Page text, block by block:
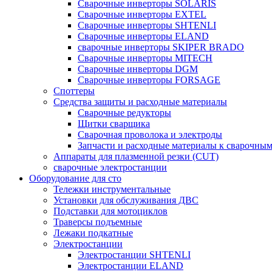
Сварочные инверторы SOLARIS
Сварочные инверторы EXTEL
Сварочные инверторы SHTENLI
Cварочные инверторы ELAND
сварочные инверторы SKIPER BRADO
Сварочные инверторы MITECH
Сварочные инверторы DGM
Сварочные инверторы FORSAGE
Споттеры
Средства защиты и расходные материалы
Сварочные редукторы
Щитки сварщика
Сварочная проволока и электроды
Запчасти и расходные материалы к
Аппараты для плазменной резки (CUT)
сварочные электростанции
Оборудование для сто
Тележки инструментальные
Установки для обслуживания ДВС
Подставки для мотоциклов
Траверсы подъемные
Лежаки подкатные
Электростанции
Электростанции SHTENLI
Электростанции ELAND